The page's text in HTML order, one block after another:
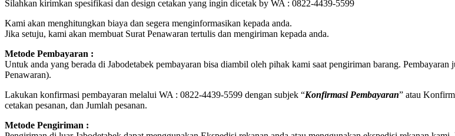
Silahkan kirimkan spesifikasi dan design cetakan yang ingin dicetak by WA : 0822-4439-5599
Kami akan menghitungkan biaya dan segera menginformasikan kepada anda.
Jika setuju, kami akan membuat Surat Penawaran tertulis dan mengiriman kepada anda.
Metode Pembayaran :
Untuk anda yang berada di Jabodetabek pembayaran bisa diambil oleh pihak kami saat pengiriman barang.
Penawaran).
Lakukan konfirmasi pembayaran melalui WA : 0822-4439-5599 dengan subjek “Konfirmasi Pembayaran” atau
cetakan pesanan, dan Jumlah pesanan.
Metode Pengiriman :